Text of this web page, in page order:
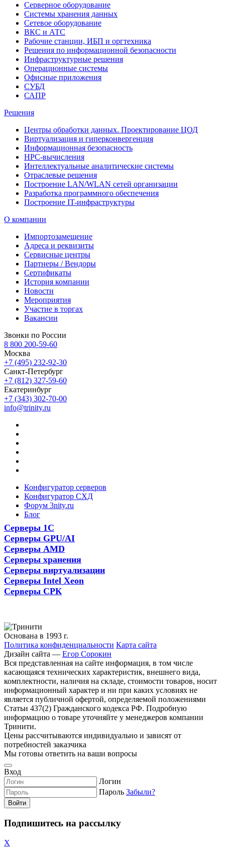
Серверное оборудование
Системы хранения данных
Сетевое оборудование
ВКС и АТС
Рабочие станции, ИБП и оргтехника
Решения по информационной безопасности
Инфраструктурные решения
Операционные системы
Офисные приложения
СУБД
САПР
Решения
Центры обработки данных. Проектирование ЦОД
Виртуализация и гиперконвергенция
Информационная безопасность
HPC-вычисления
Интеллектуальные аналитические системы
Отраслевые решения
Построение LAN/WLAN сетей организации
Разработка программного обеспечения
Построение IT-инфраструктуры
О компании
Импортозамещение
Адреса и реквизиты
Сервисные центры
Партнеры / Вендоры
Сертификаты
История компании
Новости
Мероприятия
Участие в торгах
Вакансии
Звонки по России
8 800 200-59-60
Москва
+7 (495) 232-92-30
Санкт-Петербург
+7 (812) 327-59-60
Екатеринбург
+7 (343) 302-70-00
info@trinity.ru
Конфигуратор серверов
Конфигуратор СХД
Форум 3nity.ru
Блог
Серверы 1С
Серверы GPU/AI
Серверы AMD
Серверы хранения
Серверы виртуализации
Серверы Intel Xeon
Серверы СРК
Основана в 1993 г.
Политика конфиденциальности Карта сайта
Дизайн сайта — Егор Сорокин
Вся представленная на сайте информация, в том числе
касающаяся технических характеристик, внешнего вида,
комплектности, наличия на складе, стоимости товаров, носит
информационный характер и ни при каких условиях не
является публичной офертой, определяемой положениями
Статьи 437(2) Гражданского кодекса РФ. Подробную
информацию о товаре уточняйте у менеджеров компании
Тринити.
Цены рассчитываются индивидуально и зависят от
потребностей заказчика
Мы готовы ответить на ваши вопросы
Вход
Логин
Пароль Забыли?
Войти
Подпишитесь на рассылку
X